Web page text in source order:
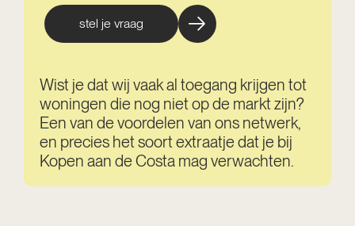
stel je vraag
Wist je dat wij vaak al toegang krijgen tot
woningen die nog niet op de markt zijn?
Een van de voordelen van ons netwerk,
en precies het soort extraatje dat je bij
Kopen aan de Costa mag verwachten.